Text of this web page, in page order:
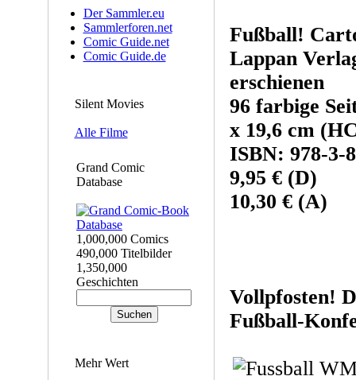
Der Sammler.eu
Sammlerforen.net
Comic Guide.net
Comic Guide.de
Silent Movies
Alle Filme
Grand Comic
Database
1,000,000 Comics
490,000 Titelbilder
1,350,000
Geschichten
Mehr Wert
Fußball!
Lappan
erschienen
96 farbige
x 19,6 cm
ISBN: 978-3-
9,95 € (D)
10,30 € (A)
Vollpfosten!
Fußball-